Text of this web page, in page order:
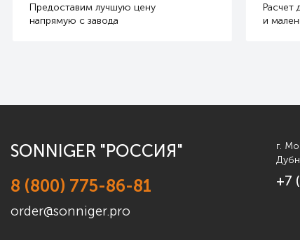
Предоставим лучшую цену
напрямую с завода
Расчет
и
SONNIGER "РОССИЯ"
8 (800) 775-86-81
order@sonniger.pro
г.
+7